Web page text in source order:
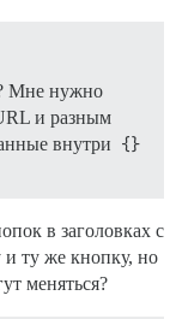
Мне нужно
и разным
внутри {}
в заголовках с
ту же кнопку, но
меняться?